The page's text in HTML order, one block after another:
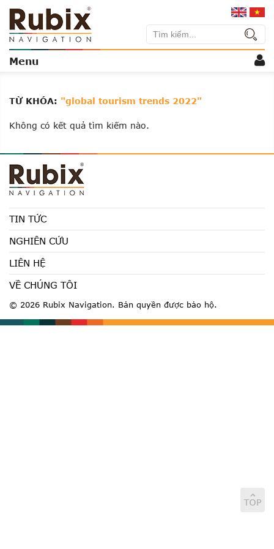
TỪ KHÓA: "global tourism trends 2022"
Không có kết quả tìm kiếm nào.
TIN TỨC
NGHIÊN CỨU
LIÊN HỆ
VỀ CHÚNG TÔI
© 2026 Rubix Navigation. Bản quyền được bảo hộ.